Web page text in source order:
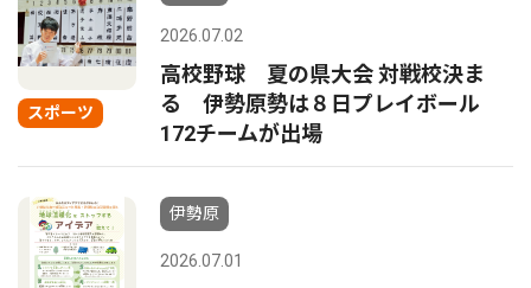
スポーツ
2026.07.02
高校野球 夏の県大会 対戦校決ま
る 伊勢原勢は８日プレイボール
172チームが出場
伊勢原
2026.07.01